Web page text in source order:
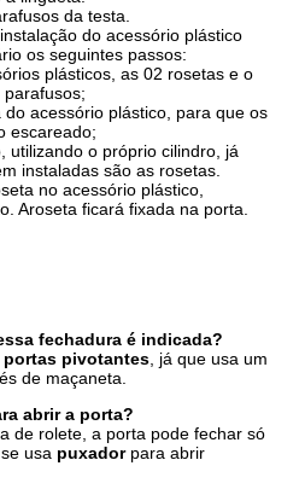
da testa.
do acessório plástico
os seguintes passos:
plásticos, as 02 rosetas e o
acessório plástico, para que os
escareado;
utilizando o próprio cilindro, já
instaladas são as rosetas.
no acessório plástico,
Aroseta ficará fixada na porta.
fechadura é indicada?
portas pivotantes , já que usa um
de maçaneta.
abrir a porta?
de rolete, a porta pode fechar só
usa puxadorpara abrir